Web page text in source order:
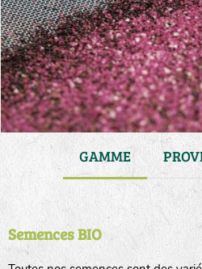
GAMME
Semences BIO